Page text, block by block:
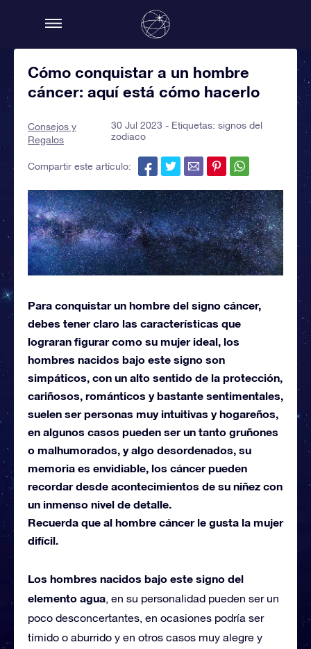
Cómo conquistar a un hombre
cáncer: aquí está cómo hacerlo
Consejos y
Regalos
30 Jul 2023 - Etiquetas: signos del
zodiaco
Compartir este artículo:
Para conquistar un hombre del signo cáncer,
debes tener claro las características que
lograran figurar como su mujer ideal, los
hombres nacidos bajo este signo son
simpáticos, con un alto sentido de la protección,
cariñosos, románticos y bastante sentimentales,
suelen ser personas muy intuitivas y hogareños,
en algunos casos pueden ser un tanto gruñones
o malhumorados, y algo desordenados, su
memoria es envidiable, los cáncer pueden
recordar desde acontecimientos de su niñez con
un inmenso nivel de detalle.
Recuerda que al hombre cáncer le gusta la mujer
difícil.
Los hombres nacidos bajo este signo del
elemento agua, en su personalidad pueden ser un
poco desconcertantes, en ocasiones podría ser
tímido o aburrido y en otros casos muy alegre y